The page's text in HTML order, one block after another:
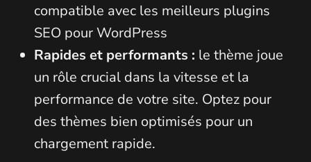
compatible avec les meilleurs plugins
SEO pour WordPress
Rapides et performants : le thème joue
un rôle crucial dans la vitesse et la
performance de votre site. Optez pour
des thèmes bien optimisés pour un
chargement rapide.